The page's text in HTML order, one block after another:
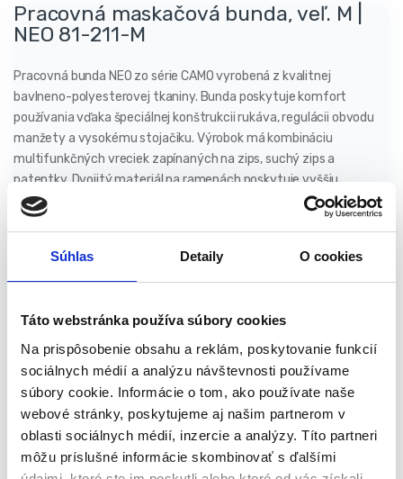
Súhlas Detaily O cookies
Táto webstránka používa súbory cookies
Na prispôsobenie obsahu a reklám, poskytovanie funkcií
sociálnych médií a analýzu návštevnosti používame
súbory cookie. Informácie o tom, ako používate naše
webové stránky, poskytujeme aj našim partnerom v
oblasti sociálnych médií, inzercie a analýzy. Títo partneri
môžu príslušné informácie skombinovať s ďalšími
Pracovná maskačová bunda, veľ. M |
NEO 81-211-M
Pracovná bunda NEO zo série CAMO vyrobená z kvalitnej
bavlneno-polyesterovej tkaniny. Bunda poskytuje komfort
používania vďaka špeciálnej konštrukcii rukáva, regulácii obvodu
manžety a vysokému stojačiku. Výrobok má kombináciu
multifunkčných vreciek zapínaných na zips, suchý zips a
patentky. Dvojitý materiál na ramenách poskytuje vyššiu
odolnosť proti mechanickému poškodeniu. Bunda sa vyznačuje
jedinečným camo vzorom a moderný strih umožňuje použitie
prevedenie podľa normy EN ISO 13688: 2013. Značka NEO spĺňa
očakávania profesionálov.
Vlastnosti produktu:
Množstvo vreciek na zips:
Zapínanie na zips
Gramáž:255 gsm
Materiálové zloženie:60% bavlna + 40% polyester
Dizajn v súlade s normou:EN ISO 13688: 2013